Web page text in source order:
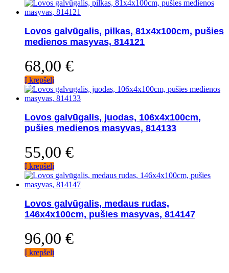
Lovos galvūgalis, pilkas, 81x4x100cm, pušies
medienos masyvas, 814121
68,00 €
Į krepšelį
Lovos galvūgalis, juodas, 106x4x100cm,
pušies medienos masyvas, 814133
55,00 €
Į krepšelį
Lovos galvūgalis, medaus rudas,
146x4x100cm, pušies masyvas, 814147
96,00 €
Į krepšelį